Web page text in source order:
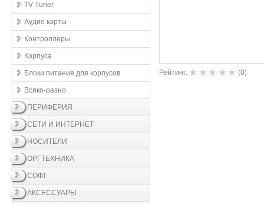
TV Tuner
Аудио карты
Контроллеры
Корпуса
Блоки питания для корпусов
Всяко-разно
ПЕРИФЕРИЯ
СЕТИ И ИНТЕРНЕТ
НОСИТЕЛИ
ОРГТЕХНИКА
СОФТ
АКСЕССУАРЫ
Рейтинг: (0)